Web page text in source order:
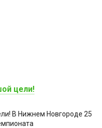
цели!
В Нижнем Новгороде 25